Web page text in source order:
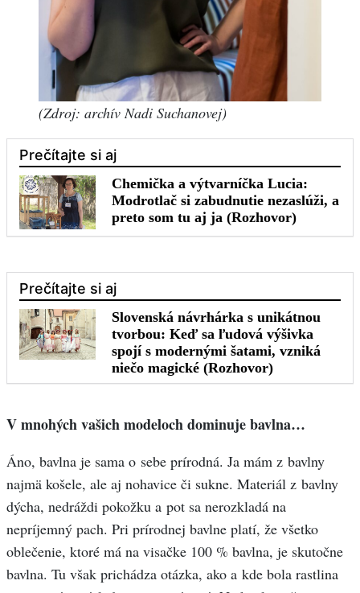
(Zdroj: archív Nadi Suchanovej)
V mnohých vašich modeloch dominuje bavlna…
Áno, bavlna je sama o sebe prírodná. Ja mám z bavlny
najmä košele, ale aj nohavice či sukne. Materiál z bavlny
dýcha, nedráždi pokožku a pot sa nerozkladá na
nepríjemný pach. Pri prírodnej bavlne platí, že všetko
oblečenie, ktoré má na visačke 100 % bavlna, je skutočne
bavlna. Tu však prichádza otázka, ako a kde bola rastlina